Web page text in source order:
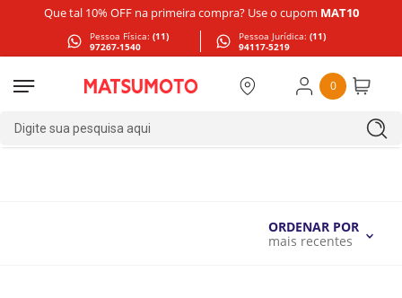
Que tal 10% OFF na primeira compra? Use o cupom MAT10
Pessoa Física: (11)
97267-1540
Pessoa Jurídica: (11)
94117-5219
0
Digite sua pesquisa aqui
ORDENAR POR
mais recentes